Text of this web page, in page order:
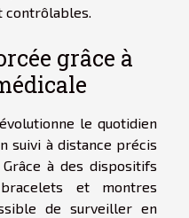
contrôlables.
grâce à
le quotidien
suivi à distance précis
à des dispositifs
et montres
de surveiller en